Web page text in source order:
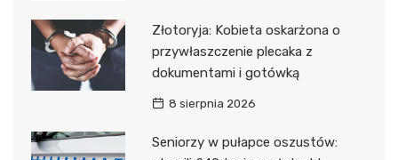
Złotoryja: Kobieta oskarżona o
przywłaszczenie plecaka z
dokumentami i gotówką
8 sierpnia 2026
Seniorzy w pułapce oszustów: